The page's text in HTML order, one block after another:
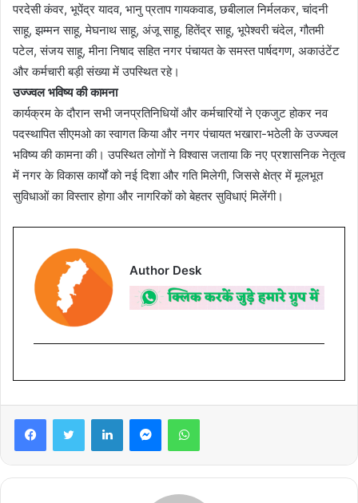
परदेसी कंवर, भूपेंद्र यादव, भानु प्रताप गायकवाड, छबीलाल निर्मलकर, चांदनी
साहू, झम्मन साहू, मेघनाथ साहू, अंजू साहू, हितेंद्र साहू, भूपेश्वरी चंदेल, गौतमी
पटेल, संजय साहू, मीना निषाद सहित नगर पंचायत के समस्त पार्षदगण, अकाउंटेंट
और कर्मचारी बड़ी संख्या में उपस्थित रहे।
उज्ज्वल भविष्य की कामना
कार्यक्रम के दौरान सभी जनप्रतिनिधियों और कर्मचारियों ने एकजुट होकर नव
पदस्थापित सीएमओ का स्वागत किया और नगर पंचायत भखारा-भठेली के उज्ज्वल
भविष्य की कामना की। उपस्थित लोगों ने विश्वास जताया कि नए प्रशासनिक नेतृत्व
में नगर के विकास कार्यों को नई दिशा और गति मिलेगी, जिससे क्षेत्र में मूलभूत
सुविधाओं का विस्तार होगा और नागरिकों को बेहतर सुविधाएं मिलेंगी।
Author Desk
FacebookTwitter LinkedInMessengerWhatsApp